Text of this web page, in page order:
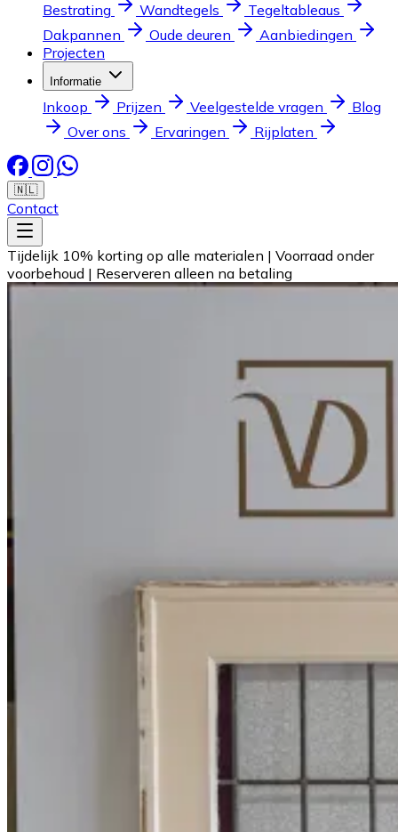
Bestrating
Wandtegels
Tegeltableaus
Dakpannen
Oude deuren
Aanbiedingen
Projecten
Informatie
Inkoop Prijzen Veelgestelde vragen
Blog
Over ons
Ervaringen Rijplaten
🇳🇱
Contact
Tijdelijk 10% korting op alle materialen | Voorraad onder
voorbehoud | Reserveren alleen na betaling